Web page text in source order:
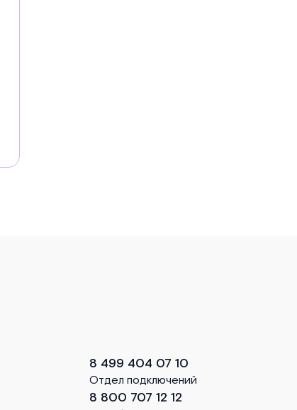
8 499 404 07 10
Отдел подключений
8 800 707 12 12